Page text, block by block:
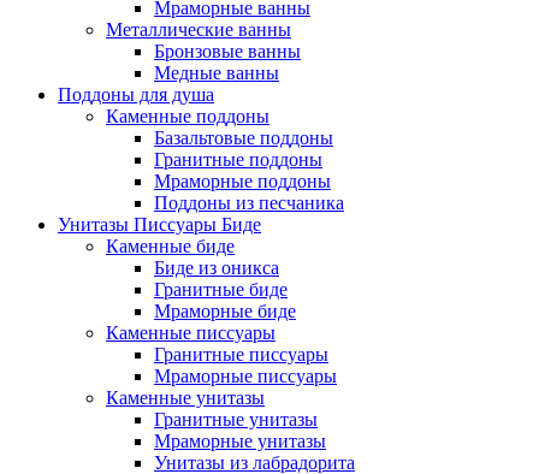
Мраморные ванны
Металлические ванны
Бронзовые ванны
Медные ванны
Поддоны для душа
Каменные поддоны
Базальтовые поддоны
Гранитные поддоны
Мраморные поддоны
Поддоны из песчаника
Унитазы Писсуары Биде
Каменные биде
Биде из оникса
Гранитные биде
Мраморные биде
Каменные писсуары
Гранитные писсуары
Мраморные писсуары
Каменные унитазы
Гранитные унитазы
Мраморные унитазы
Унитазы из лабрадорита